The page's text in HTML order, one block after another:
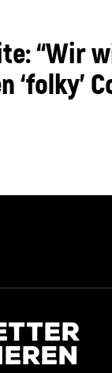
“Wir
‘folky’